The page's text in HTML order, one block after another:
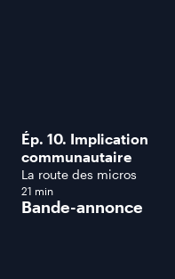
Ép. 10. Implication
communautaire
La route des micros
21 min
Bande-annonce